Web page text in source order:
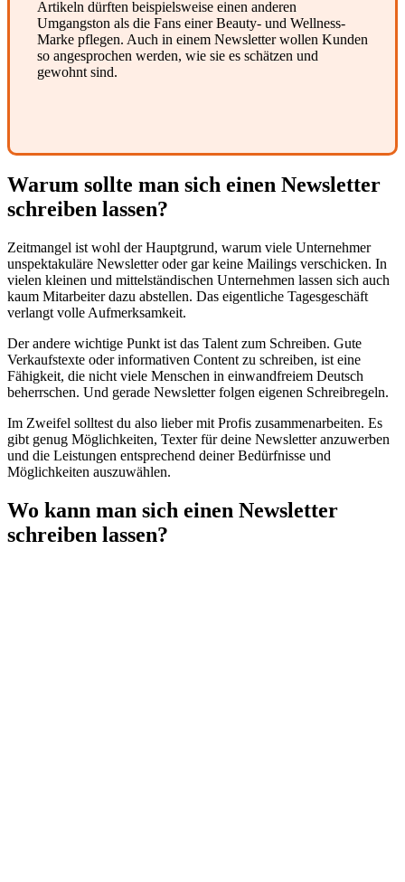
Artikeln dürften beispielsweise einen anderen
Umgangston als die Fans einer Beauty- und Wellness-
Marke pflegen. Auch in einem Newsletter wollen Kunden
so angesprochen werden, wie sie es schätzen und
gewohnt sind.
Warum sollte man sich einen Newsletter
schreiben lassen?
Zeitmangel ist wohl der Hauptgrund, warum viele Unternehmer
unspektakuläre Newsletter oder gar keine Mailings verschicken. In
vielen kleinen und mittelständischen Unternehmen lassen sich auch
kaum Mitarbeiter dazu abstellen. Das eigentliche Tagesgeschäft
verlangt volle Aufmerksamkeit.
Der andere wichtige Punkt ist das Talent zum Schreiben. Gute
Verkaufstexte oder informativen Content zu schreiben, ist eine
Fähigkeit, die nicht viele Menschen in einwandfreiem Deutsch
beherrschen. Und gerade Newsletter folgen eigenen Schreibregeln.
Im Zweifel solltest du also lieber mit Profis zusammenarbeiten. Es
gibt genug Möglichkeiten, Texter für deine Newsletter anzuwerben
und die Leistungen entsprechend deiner Bedürfnisse und
Möglichkeiten auszuwählen.
Wo kann man sich einen Newsletter
schreiben lassen?